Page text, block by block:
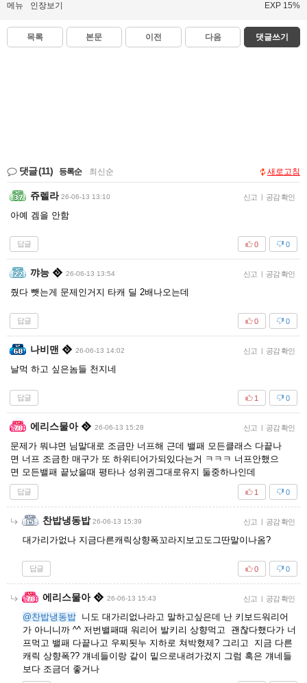
메뉴 인장보기 EXP 15%
목록 본문 이전 다음 댓글쓰기
댓글(11) 등록순 최신순 새로고침
쥬렐라 26-06-13 13:10 신고 | 공감 확인
아예 겜을 안함
답글 0
0
꺄능 26-06-13 13:54 신고 | 공감 확인
줬다 뺏는게 문제인거지 타캐 딜 2배나오는데
답글 0
0
나비맨 26-06-13 14:02 신고 | 공감 확인
날먹 하고 싶은놈들 천지네
답글 0
1
에리스물아 26-06-13 15:28 신고 | 공감 확인
문제가 뭐냐면 님말대로 조금만 너프해 근데 밸패 모든클래스 다끝나
면 너프 조금한 매구가 또 하위티어가되있다는거 ㅋㅋㅋ 너프안했으
면 모든밸패 끝났을때 평타나 성위권그대로유지 둘중하나인데
답글 0
1
찬밥냉동밥 26-06-13 15:39 신고 | 공감 확인
대가리가없나 지금다른캐릭상향폭꼬라지보고도그딴말이나옴?
답글 0
0
에리스물아 26-06-13 15:43 신고 | 공감 확인
@찬밥냉동밥 니도 대가리없나라고 말하고싶은데 난 키보드워리어
가 아니니까 ^^ 저번밸패때 워리어 발키리 상향먹고 괜찮다했다가 너
프먹고 밸패 다끝나고 우찌됫누 지하로 쳐박혔제? 그리고 지금 다른
캐릭 상향폭?? 걔네들이랑 같이 밑으로내려가겄지 그럼 혹은 걔네들
보다 조금더 좋거나